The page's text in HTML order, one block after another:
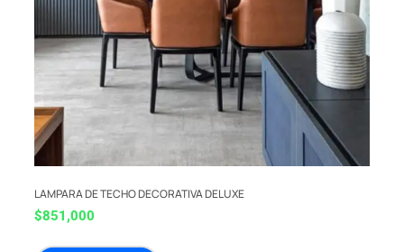
LAMPARA DE TECHO DECORATIVA DELUXE
$851,000